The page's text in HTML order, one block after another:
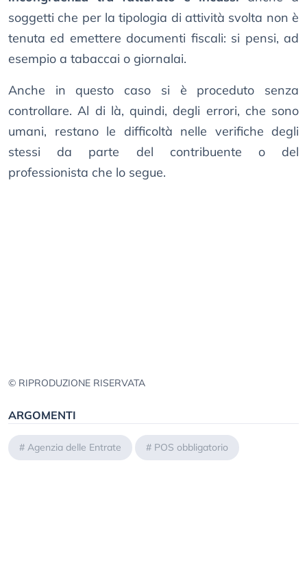
soggetti che per la tipologia di attività svolta non è
tenuta ed emettere documenti fiscali: si pensi, ad
esempio a tabaccai o giornalai.
Anche in questo caso si è proceduto senza
controllare. Al di là, quindi, degli errori, che sono
umani, restano le difficoltà nelle verifiche degli
stessi da parte del contribuente o del
professionista che lo segue.
© RIPRODUZIONE RISERVATA
ARGOMENTI
# Agenzia delle Entrate # POS obbligatorio